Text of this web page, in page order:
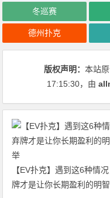
冬巡赛
德州扑克
版权声明：本站
17:15:30，由
【EV扑克】遇到这6种情
牌才是让你长期盈利的明